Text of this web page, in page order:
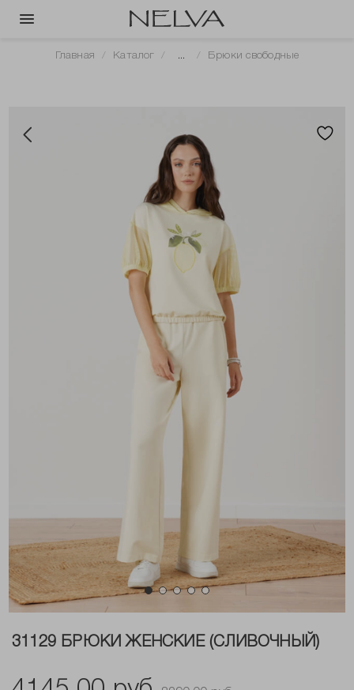
Главная Каталог ... Брюки свободные
31129 БРЮКИ ЖЕНСКИЕ (СЛИВОЧНЫЙ)